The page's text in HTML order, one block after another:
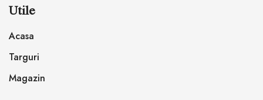
Utile
Acasa
Targuri
Magazin